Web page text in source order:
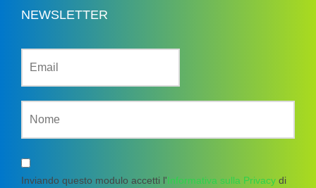
NEWSLETTER
Inviando questo modulo accetti l'Informativa sulla Privacy di